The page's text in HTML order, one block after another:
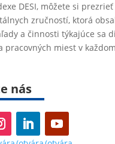
DESI, môžete si
zručností, ktorá
a činnosti týkajúce sa
pracovných miest v
nás